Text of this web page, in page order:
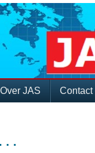
Over JAS Contact
. .